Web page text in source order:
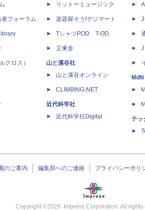
フォーラム
クロス）
リットーミュージック
楽器探そう!デジマート
TシャツPOD T-OD
立東舎
山と溪谷社
山と溪谷オンライン
CLIMBING-NET
近代科学社
近代科学社Digital
J
J
MdN
テッ
のご案内 編集部へのご連絡 プライバシーポリ
Copyright ©2026 Impress Corporation. All rights